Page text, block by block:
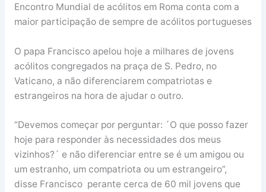
Encontro Mundial de acólitos em Roma conta com a
maior participação de sempre de acólitos portugueses
O papa Francisco apelou hoje a milhares de jovens
acólitos congregados na praça de S. Pedro, no
Vaticano, a não diferenciarem compatriotas e
estrangeiros na hora de ajudar o outro.
“Devemos começar por perguntar: ´O que posso fazer
hoje para responder às necessidades dos meus
vizinhos?´ e não diferenciar entre se é um amigou ou
um estranho, um compatriota ou um estrangeiro”,
disse Francisco perante cerca de 60 mil jovens que